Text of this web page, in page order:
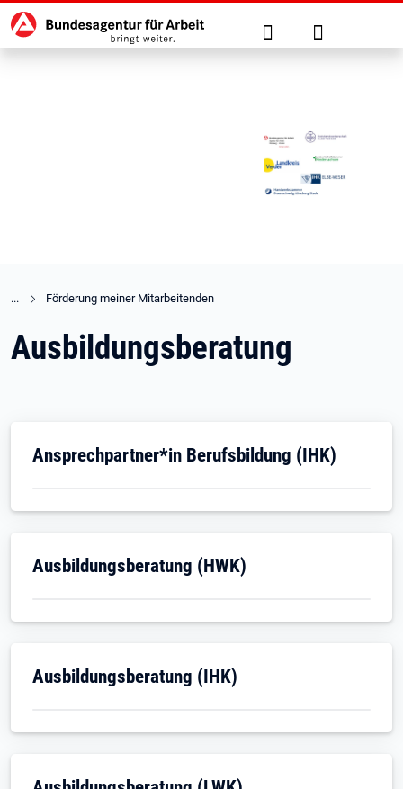
zu den Hauptinhalten springen
Hauptnavigation Suche Anmelden
Förderung meiner Mitarbeitenden
Ausbildungsberatung
Öffnet in neuem Tab
Ansprechpartner*in Berufsbildung (IHK)
Öffnet in neuem Tab
Ausbildungsberatung (HWK)
Öffnet in neuem Tab
Ausbildungsberatung (IHK)